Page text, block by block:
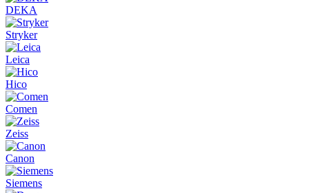
DEKA
Stryker
Leica
Hico
Comen
Zeiss
Canon
Siemens